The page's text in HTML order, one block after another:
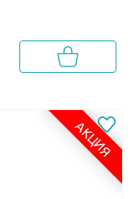
АКЦИЯ